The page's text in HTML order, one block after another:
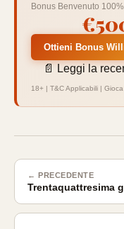
Bonus Benvenuto
Ottieni Bonus
📄 Leggi la
18+ | T&C Applicabili |
← PRECEDENTE
Trentaquattresima